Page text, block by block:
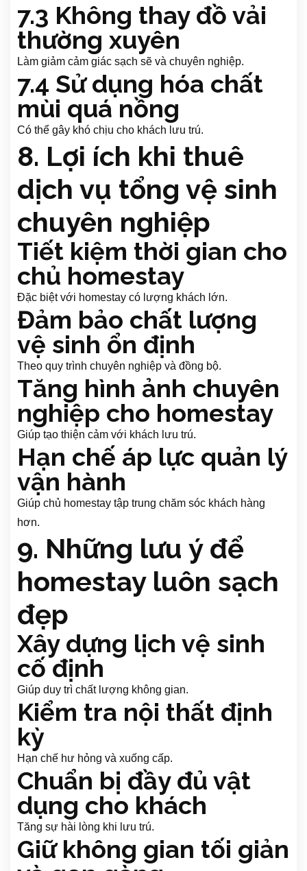
7.3 Không thay đồ vải
thường xuyên
Làm giảm cảm giác sạch sẽ và chuyên nghiệp.
7.4 Sử dụng hóa chất
mùi quá nồng
Có thể gây khó chịu cho khách lưu trú.
8. Lợi ích khi thuê
dịch vụ tổng vệ sinh
chuyên nghiệp
Tiết kiệm thời gian cho
chủ homestay
Đặc biệt với homestay có lượng khách lớn.
Đảm bảo chất lượng
vệ sinh ổn định
Theo quy trình chuyên nghiệp và đồng bộ.
Tăng hình ảnh chuyên
nghiệp cho homestay
Giúp tạo thiện cảm với khách lưu trú.
Hạn chế áp lực quản lý
vận hành
Giúp chủ homestay tập trung chăm sóc khách hàng
hơn.
9. Những lưu ý để
homestay luôn sạch
đẹp
Xây dựng lịch vệ sinh
cố định
Giúp duy trì chất lượng không gian.
Kiểm tra nội thất định
kỳ
Hạn chế hư hỏng và xuống cấp.
Chuẩn bị đầy đủ vật
dụng cho khách
Tăng sự hài lòng khi lưu trú.
Giữ không gian tối giản